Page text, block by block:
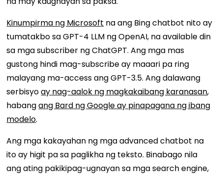
Kinumpirma ng Microsoft na ang Bing chatbot nito ay
tumatakbo sa GPT-4 LLM ng OpenAI, na available din
sa mga subscriber ng ChatGPT. Ang mga mas
gustong hindi mag-subscribe ay maaari pa ring
malayang ma-access ang GPT-3.5. Ang dalawang
serbisyoay nag-aalok ng magkakaibang karanasan,
habangang Bard ng Google ay pinapagana ng ibang
modelo.
Ang mga kakayahan ng mga advanced chatbot na
ito ay higit pa sa paglikha ng teksto. Binabago nila
ang ating pakikipag-ugnayan sa mga search engine,